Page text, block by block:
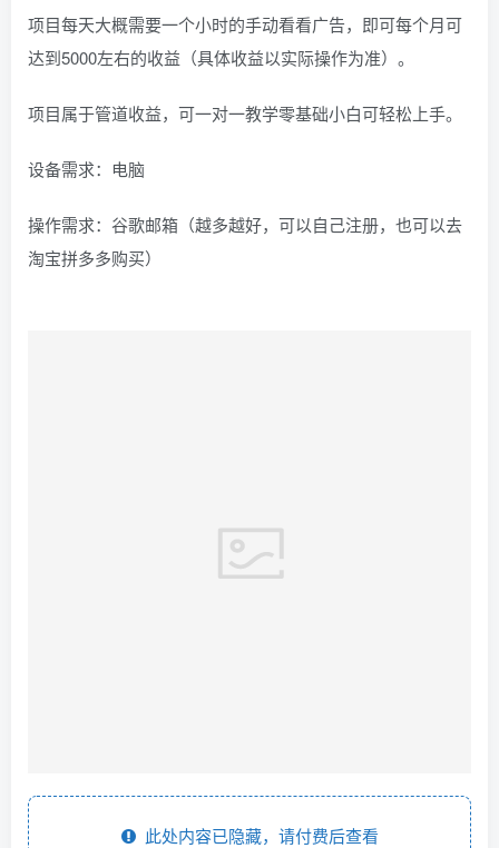
项目每天大概需要一个小时的手动看看广告，即可每个月可
达到5000左右的收益（具体收益以实际操作为准）。
项目属于管道收益，可一对一教学零基础小白可轻松上手。
设备需求：电脑
操作需求：谷歌邮箱（越多越好，可以自己注册，也可以去
淘宝拼多多购买）
此处内容已隐藏，请付费后查看